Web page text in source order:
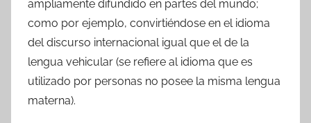
ampliamente difundido en partes del mundo;
como por ejemplo, convirtiéndose en el idioma
del discurso internacional igual que el de la
lengua vehicular (se refiere al idioma que es
utilizado por personas no posee la misma lengua
materna).